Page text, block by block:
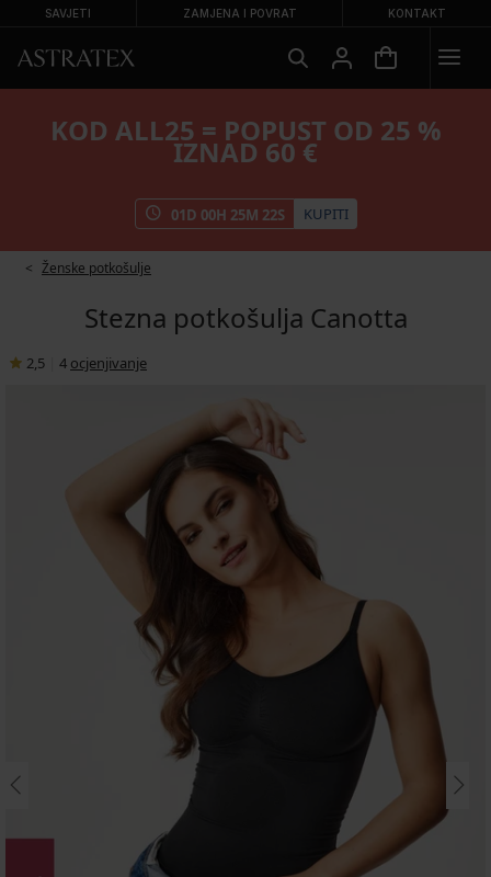
SAVJETI ZAMJENA I POVRAT KONTAKT
KOD ALL25 = POPUST OD 25 %
IZNAD 60 €
01D 00H 25M 21S KUPITI
Ženske potkošulje
Stezna potkošulja Canotta
2,5 4 ocjenjivanje